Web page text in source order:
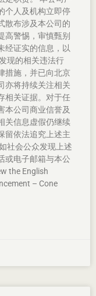
个人及机构立即停
散布涉及本公司的
高警惕，审慎甄别
经证实的信息，以
现的相关违法行
措施，并已向北京
亦将持续关注相关
相关证据。对于任
本公司商业信誉及
关信息虚假仍继续
留依法追究上述主
社会公众发现上述
或电子邮箱与本公
the English
– Cone